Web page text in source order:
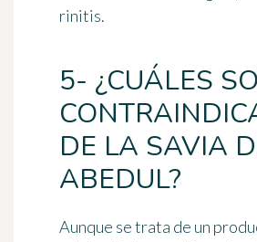
rinitis.
5- ¿CUÁLES
DE LA SAVIA
ABEDUL?
Aunque se trata de un